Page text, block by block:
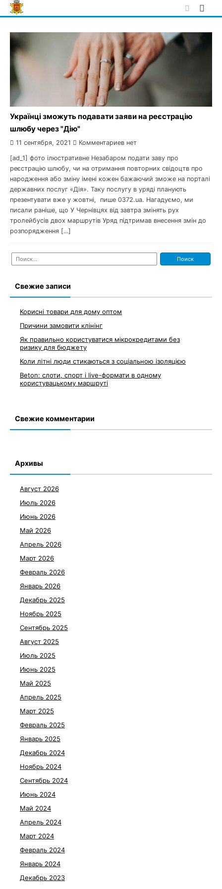
Skip
to
Українці зможуть подавати заяви на реєстрацію
шлюбу через "Дію"
11 сентября, 2021 Комментариев нет
[ad_1] фото ілюстративне Незабаром подати заву про
реєстрацію шлюбу, чи на отримання повторних свідоцтв про
народження або зміну імені кожен бажаючий зможе на порталі
державних послуг «Дія». Таку послугу в уряді планують
презентувати вже у жовтні, пише 0372.ua. Нагадуємо, ми
писали раніше, що У Чернівцях від завтра змінять рух
тролейбусів двох маршрутів Уряд підтримав внесення змін до
розпорядження […]
Найти:
Свежие записи
Корисні товари для дому оптом
Причини замовити клінінг
Як правильно користуватися мікрокредитами без
ризику для бюджету
Коли літні люди стикаються з соціальною ізоляцією
Beton: слоти, спорт і live-формати в одному
користувацькому маршруті
Свежие комментарии
Архивы
Август 2026
Июль 2026
Июнь 2026
Май 2026
Апрель 2026
Март 2026
Февраль 2026
Январь 2026
Декабрь 2025
Ноябрь 2025
Сентябрь 2025
Август 2025
Июль 2025
Июнь 2025
Май 2025
Апрель 2025
Март 2025
Февраль 2025
Январь 2025
Декабрь 2024
Ноябрь 2024
Сентябрь 2024
Июнь 2024
Май 2024
Апрель 2024
Март 2024
Февраль 2024
Январь 2024
Декабрь 2023